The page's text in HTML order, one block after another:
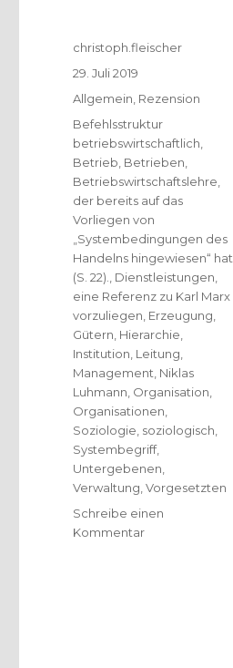
Autor
christoph.fleischer
Veröffentlicht
am
29. Juli 2019
Kategorien
Allgemein Rezension
Schlagwörter
Befehlsstruktur
betriebswirtschaftlich
Betrieb Betrieben
Betriebswirtschaftslehre
der bereits auf das
Vorliegen von
„Systembedingungen des
Handelns hingewiesen“ hat
(S. 22).
Dienstleistungen
eine Referenz zu Karl Marx
vorzuliegen Erzeugung
Gütern Hierarchie
Institution Leitung
Management Niklas
Luhmann Organisation
Organisationen
Soziologie soziologisch
Systembegriff,
Untergebenen
Verwaltung ,Vorgesetzten
Schreibe einen
Kommentarzu